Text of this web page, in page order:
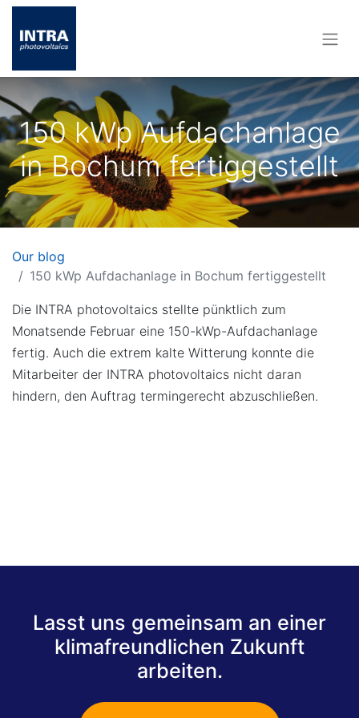
150 kWp Aufdachanlage
in Bochum fertiggestellt
Our blog
150 kWp Aufdachanlage in Bochum fertiggestellt
Die INTRA photovoltaics stellte pünktlich zum
Monatsende Februar eine 150-kWp-Aufdachanlage
fertig. Auch die extrem kalte Witterung konnte die
Mitarbeiter der INTRA photovoltaics nicht daran
hindern, den Auftrag termingerecht abzuschließen.
Lasst uns gemeinsam an einer
klimafreundlichen Zukunft
arbeiten.